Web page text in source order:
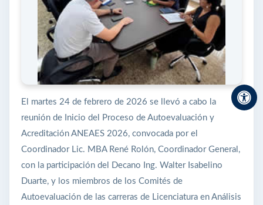
El martes 24 de febrero de 2026 se llevó a cabo la
reunión de Inicio del Proceso de Autoevaluación y
Acreditación ANEAES 2026, convocada por el
Coordinador Lic. MBA René Rolón, Coordinador General,
con la participación del Decano Ing. Walter Isabelino
Duarte, y los miembros de los Comités de
Autoevaluación de las carreras de Licenciatura en Análisis